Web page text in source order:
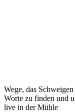
Wege, das
Worte zu finden und
live in der Mühle